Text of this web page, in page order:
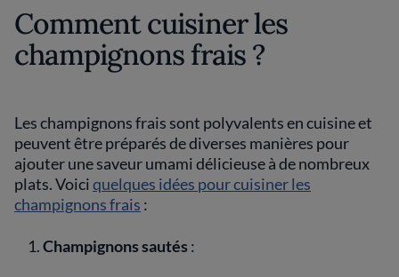
Comment cuisiner les
champignons frais ?
Les champignons frais sont polyvalents en cuisine et
peuvent être préparés de diverses manières pour
ajouter une saveur umami délicieuse à de nombreux
plats. Voiciquelques idées pour cuisiner les
champignons frais :
Champignons sautés :